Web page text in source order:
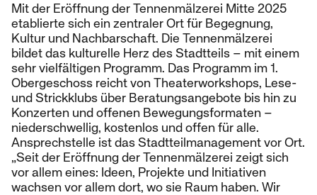
Mit der Eröffnung der Tennenmälzerei Mitte 2025
etablierte sich ein zentraler Ort für Begegnung,
Kultur und Nachbarschaft. Die Tennenmälzerei
bildet das kulturelle Herz des Stadtteils – mit einem
sehr vielfältigen Programm. Das Programm im 1.
Obergeschoss reicht von Theaterworkshops, Lese-
und Strickklubs über Beratungsangebote bis hin zu
Konzerten und offenen Bewegungsformaten –
niederschwellig, kostenlos und offen für alle.
Ansprechstelle ist das Stadtteilmanagement vor Ort.
„Seit der Eröffnung der Tennenmälzerei zeigt sich
vor allem eines: Ideen, Projekte und Initiativen
wachsen vor allem dort, wo sie Raum haben. Wir